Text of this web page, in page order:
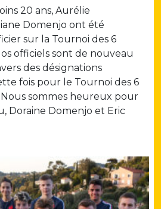
20 ans, Aurélie
Domenjo ont été
sur la Tournoi des 6
officiels sont de nouveau
des désignations
fois pour le Tournoi des 6
Nous sommes heureux pour
Doraine Domenjo et Eric